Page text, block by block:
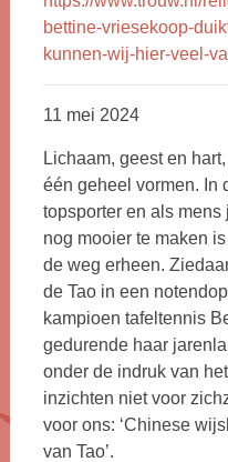
bettine-vriesekoop-
kunnen-wij-hier-veel-
11 mei 2024
Lichaam, geest en
één geheel vormen. In
topsporter en als
nog mooier te maken
de weg erheen.
de Tao in een
kampioen tafeltennis
gedurende haar
onder de indruk van
inzichten niet voor
voor ons: ‘Chinese
van Tao’.